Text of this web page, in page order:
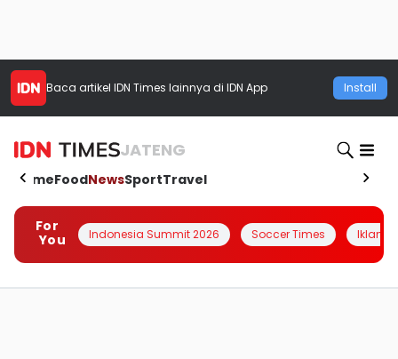
Baca artikel IDN Times lainnya di IDN App Install
JATENG
HomeFoodNewsSportTravel
For
You
Indonesia Summit 2026 Soccer Times Iklanin